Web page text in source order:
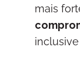
mais